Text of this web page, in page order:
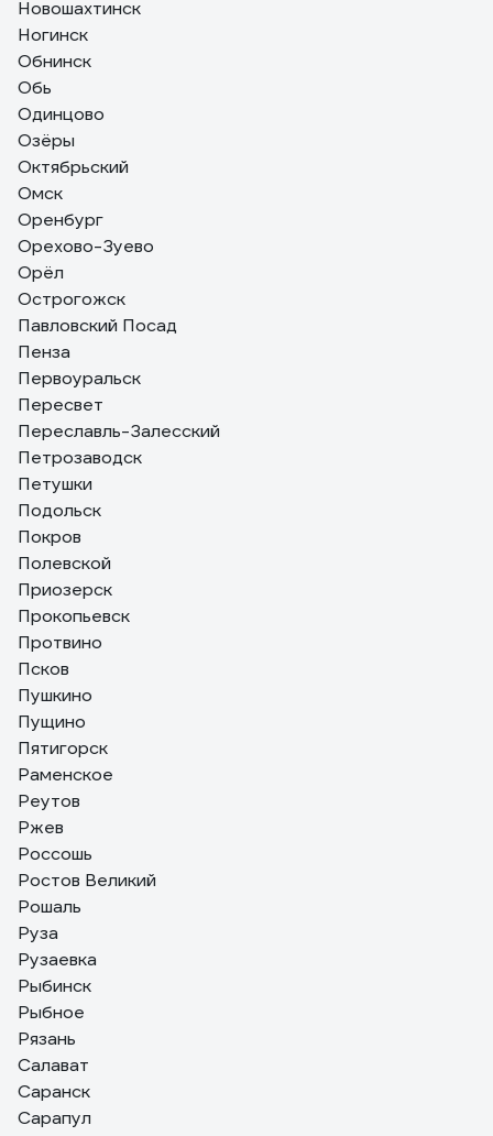
Новошахтинск
Ногинск
Обнинск
Обь
Одинцово
Озёры
Октябрьский
Омск
Оренбург
Орехово-Зуево
Орёл
Острогожск
Павловский Посад
Пенза
Первоуральск
Пересвет
Переславль-Залесский
Петрозаводск
Петушки
Подольск
Покров
Полевской
Приозерск
Прокопьевск
Протвино
Псков
Пушкино
Пущино
Пятигорск
Раменское
Реутов
Ржев
Россошь
Ростов Великий
Рошаль
Руза
Рузаевка
Рыбинск
Рыбное
Рязань
Салават
Саранск
Сарапул